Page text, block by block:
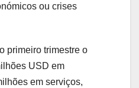
ou crises
primeiro trimestre o
USD em
em serviços,